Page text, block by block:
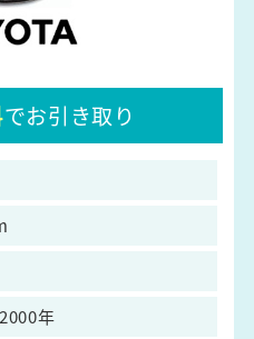
でお引き取り
年